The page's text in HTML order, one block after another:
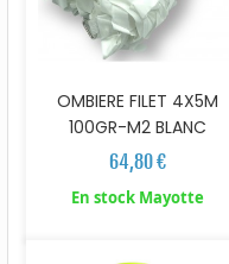
OMBIERE FILET 4X5M
100GR-M2 BLANC
64,80 €
En stock Mayotte